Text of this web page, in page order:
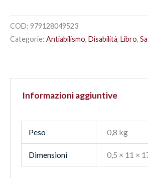
COD: 979128049523
Categorie: Antiabilismo, Disabilità, Libro,
Informazioni aggiuntive
Peso 0,8 kg
Dimensioni 0,5 × 11 ×